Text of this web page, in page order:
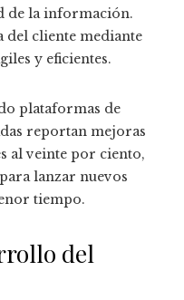
de la información.
del cliente mediante
y eficientes.
plataformas de
reportan mejoras
al veinte por ciento,
lanzar nuevos
tiempo.
del